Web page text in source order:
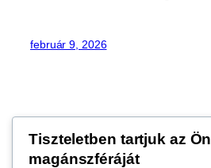
február 9, 2026
Tiszteletben tartjuk az Ön
magánszféráját